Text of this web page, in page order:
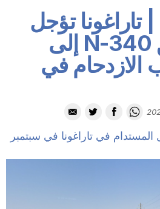
| تاراغونا تؤجل
أعمال طريق N-340 إلى
الازدحام في
المستدام في تاراغونا في سبتمبر